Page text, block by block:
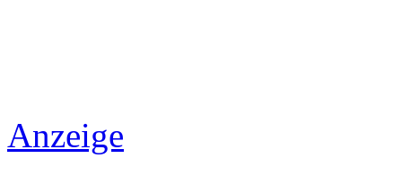
Anzeige